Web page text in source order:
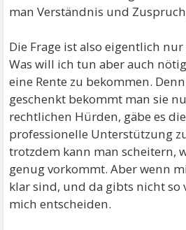
man Verständnis und
Die Frage ist also eigentlich
Was will ich tun aber auch
eine Rente zu bekommen.
geschenkt bekommt man sie
rechtlichen Hürden, gäbe es
professionelle Unterstützung
trotzdem kann man scheitern,
genug vorkommt. Aber wenn
klar sind, und da gibts nicht so
mich entscheiden.